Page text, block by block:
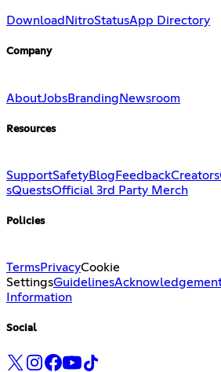
Download NitroStatusApp Directory
Company
AboutJobsBrandingNewsroom
Resources
SupportSafetyBlog FeedbackCreators
sQuestsOfficial 3rd Party Merch
Policies
TermsPrivacyCookie
SettingsGuidelines
Information
Social